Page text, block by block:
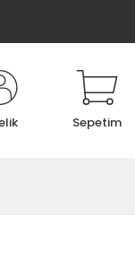
Sepetim